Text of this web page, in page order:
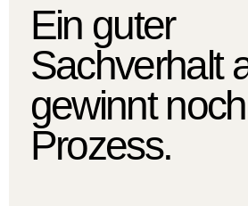
Ein guter
Sachverhalt
gewinnt
Prozess.